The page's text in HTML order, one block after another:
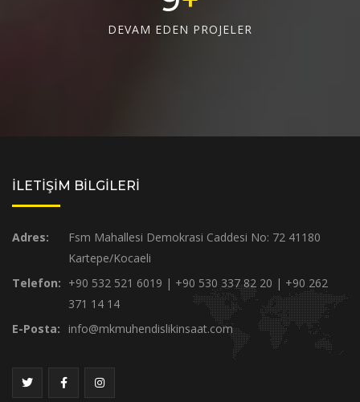
DEVAM EDEN PROJELER
İLETİŞİM BİLGİLERİ
Adres:
Fsm Mahallesi Demokrasi Caddesi No: 72 41180
Kartepe/Kocaeli
Telefon: +90 532 521 6019 | +90 530 337 82 20 | +90 262
371 14 14
E-Posta:
info@mkmuhendislikinsaat.com